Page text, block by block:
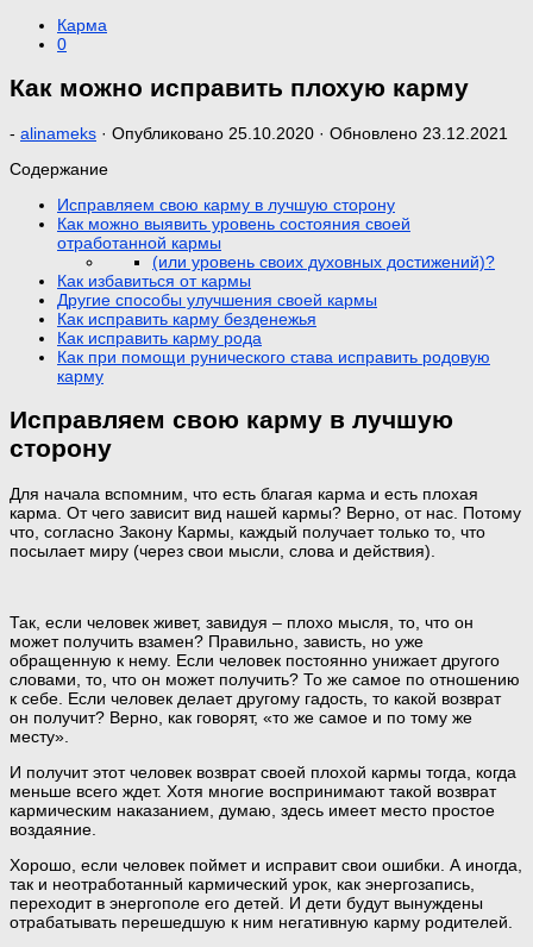
Карма
0
Как можно исправить плохую карму
- alinameks · Опубликовано 25.10.2020 · Обновлено 23.12.2021
Содержание
Исправляем свою карму в лучшую сторону
Как можно выявить уровень состояния своей
отработанной кармы
(или уровень своих духовных достижений)?
Как избавиться от кармы
Другие способы улучшения своей кармы
Как исправить карму безденежья
Как исправить карму рода
Как при помощи рунического става исправить родовую
карму
Исправляем свою карму в лучшую
сторону
Для начала вспомним, что есть благая карма и есть плохая
карма. От чего зависит вид нашей кармы? Верно, от нас. Потому
что, согласно Закону Кармы, каждый получает только то, что
посылает миру (через свои мысли, слова и действия).
Так, если человек живет, завидуя – плохо мысля, то, что он
может получить взамен? Правильно, зависть, но уже
обращенную к нему. Если человек постоянно унижает другого
словами, то, что он может получить? То же самое по отношению
к себе. Если человек делает другому гадость, то какой возврат
он получит? Верно, как говорят, «то же самое и по тому же
месту».
И получит этот человек возврат своей плохой кармы тогда, когда
меньше всего ждет. Хотя многие воспринимают такой возврат
кармическим наказанием, думаю, здесь имеет место простое
воздаяние.
Хорошо, если человек поймет и исправит свои ошибки. А иногда,
так и неотработанный кармический урок, как энергозапись,
переходит в энергополе его детей. И дети будут вынуждены
отрабатывать перешедшую к ним негативную карму родителей.